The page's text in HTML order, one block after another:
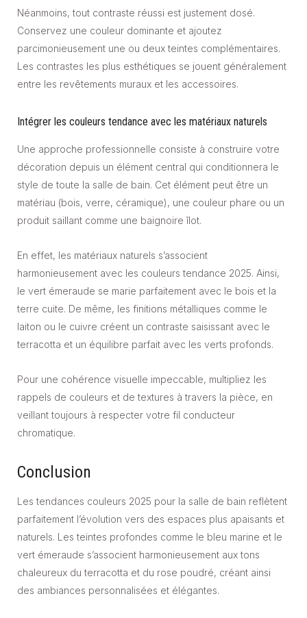
Néanmoins, tout contraste réussi est justement dosé.
Conservez une couleur dominante et ajoutez
parcimonieusement une ou deux teintes complémentaires.
Les contrastes les plus esthétiques se jouent généralement
entre les revêtements muraux et les accessoires.
Intégrer les couleurs tendance avec les matériaux naturels
Une approche professionnelle consiste à construire votre
décoration depuis un élément central qui conditionnera le
style de toute la salle de bain. Cet élément peut être un
matériau (bois, verre, céramique), une couleur phare ou un
produit saillant comme une baignoire îlot.
En effet, les matériaux naturels s’associent
harmonieusement avec les couleurs tendance 2025. Ainsi,
le vert émeraude se marie parfaitement avec le bois et la
terre cuite. De même, les finitions métalliques comme le
laiton ou le cuivre créent un contraste saisissant avec le
terracotta et un équilibre parfait avec les verts profonds.
Pour une cohérence visuelle impeccable, multipliez les
rappels de couleurs et de textures à travers la pièce, en
veillant toujours à respecter votre fil conducteur
chromatique.
Conclusion
Les tendances couleurs 2025 pour la salle de bain reflètent
parfaitement l’évolution vers des espaces plus apaisants et
naturels. Les teintes profondes comme le bleu marine et le
vert émeraude s’associent harmonieusement aux tons
chaleureux du terracotta et du rose poudré, créant ainsi
des ambiances personnalisées et élégantes.